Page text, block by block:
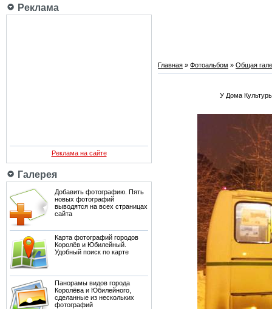
Реклама
Реклама на сайте
Галерея
Добавить фотографию. Пять
новых фотографий
выводятся на всех страницах
сайта
Карта фотографий городов
Королёв и Юбилейный.
Удобный поиск по карте
Панорамы видов города
Королёва и Юбилейного,
сделанные из нескольких
фотографий
Главная » Фотоальбом » Общая
У Дома